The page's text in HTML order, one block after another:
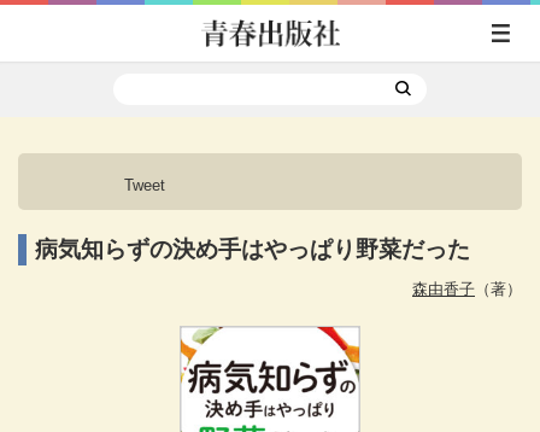
Tweet
病気知らずの決め手はやっぱり野菜だった
森由香子 （著）